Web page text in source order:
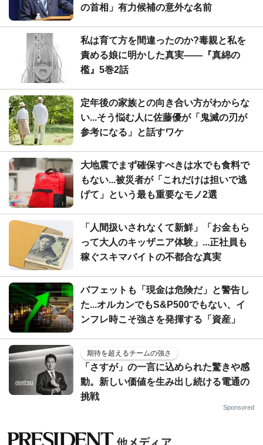
の首相」有力候補の意外な名前
私は育て方を間違ったのか?毒親と私を
責める娘に明かした真実――『真綿の
檻』5巻2話
定年後の家族との向き合い方がわからな
い...そう悩む人に佐藤優が「鬼滅の刃が
参考になる」と話すワケ
大地震でまず確保すべきは水でも食料で
もない...被災者が「これだけは担いで逃
げて」という最も重要なモノ2選
「人間扱いされなくて新鮮」「お金もら
って大人のキッザニア体験」...正社員も
稼ぐスキマバイトの不都合な真実
バフェットも「現金は危険だ」と警告し
た...オルカンでもS&P500でもない、イ
ンフレ時こそ強さを発揮する「資産」
期待を超えるチームの強さ
「さすが」の一言に込められた驚きや感
動。新しい価値を生み出し続ける電通の
挑戦
Sponsored